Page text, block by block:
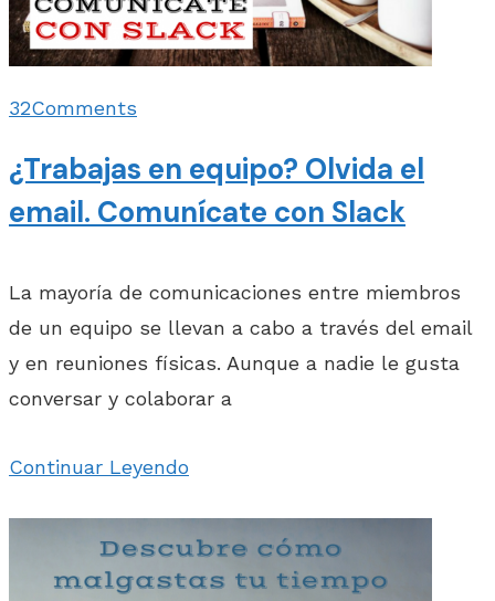
32Comments
¿Trabajas en equipo? Olvida el
email. Comunícate con Slack
La mayoría de comunicaciones entre miembros
de un equipo se llevan a cabo a través del email
y en reuniones físicas. Aunque a nadie le gusta
conversar y colaborar a
Continuar Leyendo